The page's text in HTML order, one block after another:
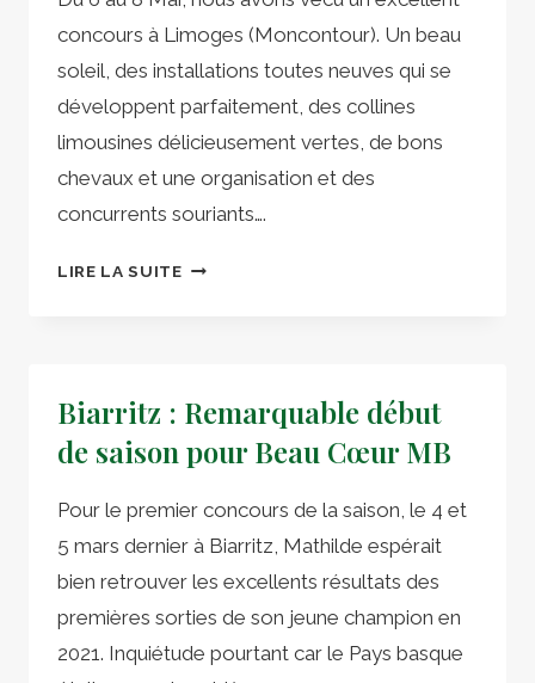
concours à Limoges (Moncontour). Un beau
soleil, des installations toutes neuves qui se
développent parfaitement, des collines
limousines délicieusement vertes, de bons
chevaux et une organisation et des
concurrents souriants….
LIRE LA SUITELIMOGES-
TOP
LES
DE
MB
DRESSAGE
Biarritz : Remarquable début
de saison pour Beau Cœur MB
Pour le premier concours de la saison, le 4 et
5 mars dernier à Biarritz, Mathilde espérait
bien retrouver les excellents résultats des
premières sorties de son jeune champion en
2021. Inquiétude pourtant car le Pays basque